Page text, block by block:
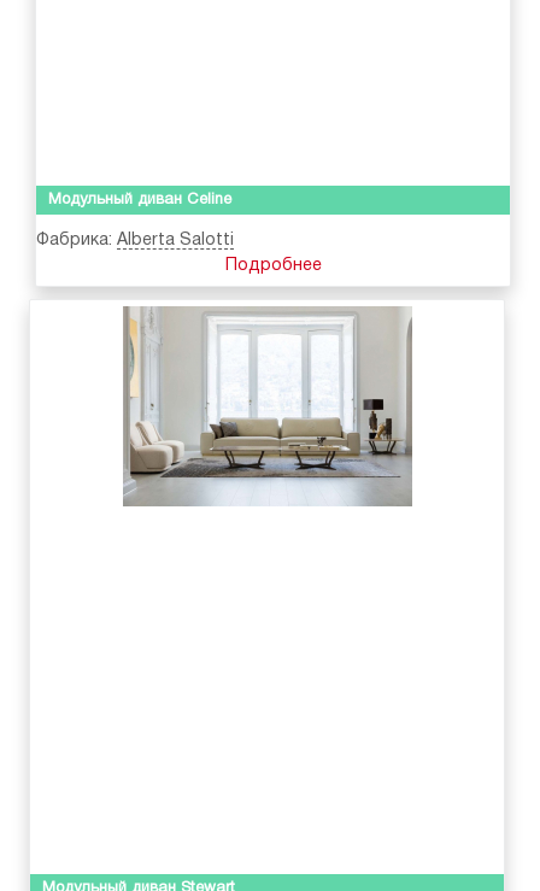
Модульный диван Celine
Фабрика: Alberta Salotti
Подробнее